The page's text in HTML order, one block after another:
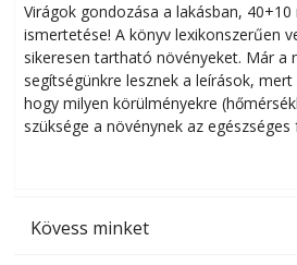
Virágok gondozása a lakásban,
ismertetése! A könyv lexikonszerűen
sikeresen tart­ha­tó növényeket. Már a
segítségünkre lesznek a leírások,
hogy milyen körülményekre
szüksége a növénynek az egészséges
Kövess minket